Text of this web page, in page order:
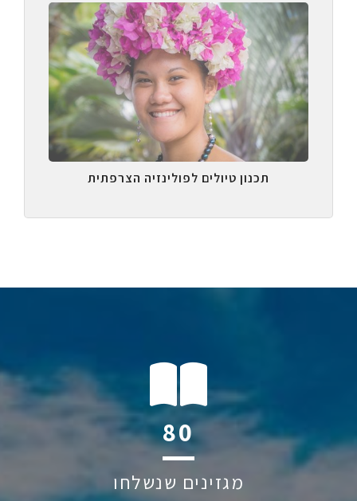
תכנון טיולים לפולינזיה הצרפתית
115
מגזינים שנשלחו